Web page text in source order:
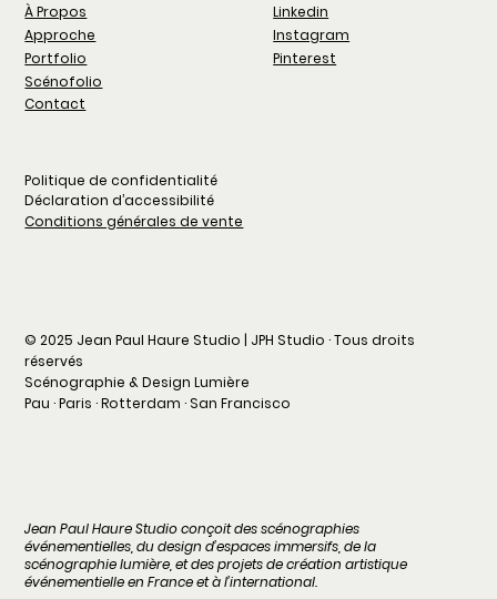
À Propos
Approche
Portfolio
Scénofolio
Contact
Linkedin
Instagram
Pinterest
Politique de confidentialité
Déclaration d’accessibilité
Conditions générales de vente
© 2025 Jean Paul Haure Studio | JPH Studio · Tous droits
réservés
Scénographie & Design Lumière
Pau · Paris · Rotterdam · San Francisco
Jean Paul Haure Studio conçoit des scénographies
événementielles, du design d’espaces immersifs, de la
scénographie lumière, et des projets de création artistique
événementielle en France et à l’international.